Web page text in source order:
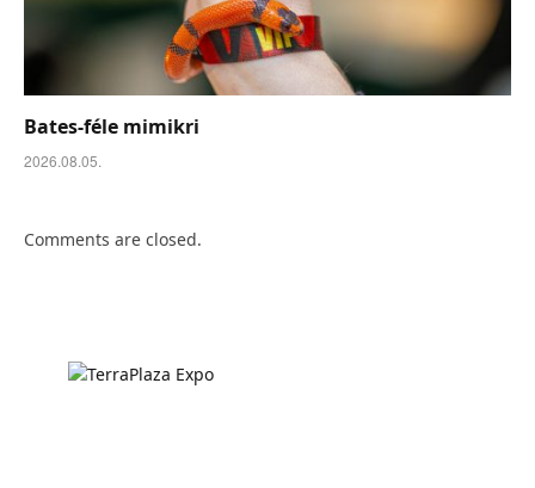
Bates-féle mimikri
2026.08.05.
Comments are closed.